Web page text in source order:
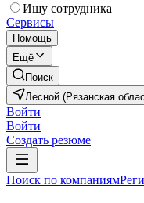
Ищу сотрудника
Сервисы
Помощь
Ещё
Поиск
Лесной (Рязанская
Войти
Войти
Создать резюме
Поиск по компаниям